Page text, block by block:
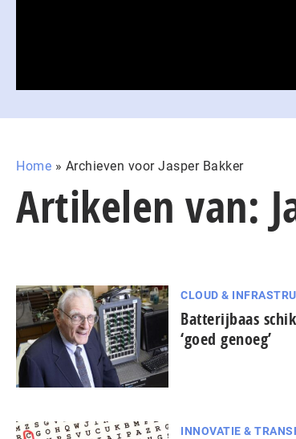
Home » Archieven voor Jasper Bakker
Artikelen van:
CLOUD &
Batterijbaas
‘goed genoeg’
INNOVATIE &